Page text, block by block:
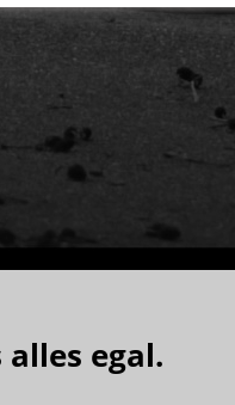
alles egal.